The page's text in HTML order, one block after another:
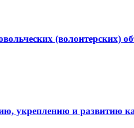
(волонтерских)
укреплению и развитию